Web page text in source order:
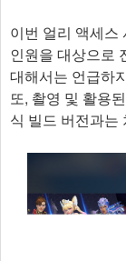
이번 얼리 액세스
인원을 대상으로
대해서는 언급하
또, 촬영 및 활용
식 빌드 버전과는